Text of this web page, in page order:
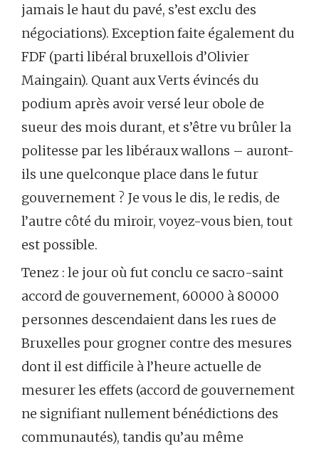
jamais le haut du pavé, s’est exclu des
négociations). Exception faite également du
FDF (parti libéral bruxellois d’Olivier
Maingain). Quant aux Verts évincés du
podium après avoir versé leur obole de
sueur des mois durant, et s’être vu brûler la
politesse par les libéraux wallons – auront-
ils une quelconque place dans le futur
gouvernement ? Je vous le dis, le redis, de
l’autre côté du miroir, voyez-vous bien, tout
est possible.
Tenez : le jour où fut conclu ce sacro-saint
accord de gouvernement, 60000 à 80000
personnes descendaient dans les rues de
Bruxelles pour grogner contre des mesures
dont il est difficile à l’heure actuelle de
mesurer les effets (accord de gouvernement
ne signifiant nullement bénédictions des
communautés), tandis qu’au même